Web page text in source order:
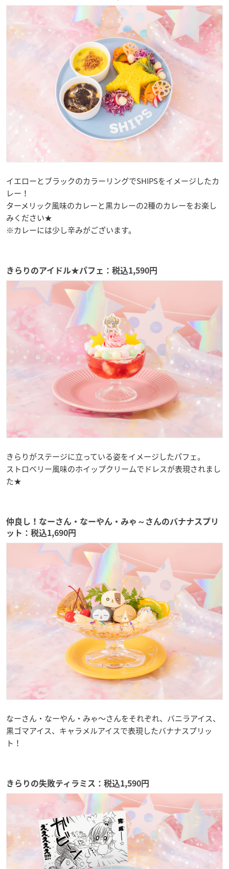
イエローとブラックのカラーリングでSHIPSをイメージしたカ
レー！
ターメリック風味のカレーと黒カレーの2種のカレーをお楽し
みください★
※カレーには少し辛みがございます。
きらりのアイドル★パフェ：税込1,590円
きらりがステージに立っている姿をイメージしたパフェ。
ストロベリー風味のホイップクリームでドレスが表現されまし
た★
仲良し！なーさん・なーやん・みゃ～さんのバナナスプリ
ット：税込1,690円
なーさん・なーやん・みゃ～さんをそれぞれ、バニラアイス、
黒ゴマアイス、キャラメルアイスで表現したバナナスプリッ
ト！
きらりの失敗ティラミス：税込1,590円